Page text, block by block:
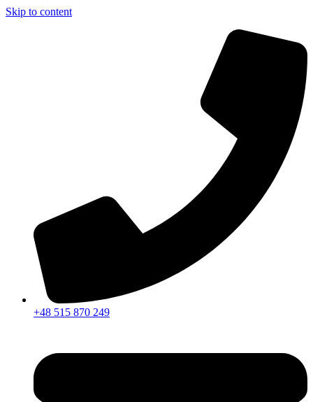
Skip to content
+48 515 870 249